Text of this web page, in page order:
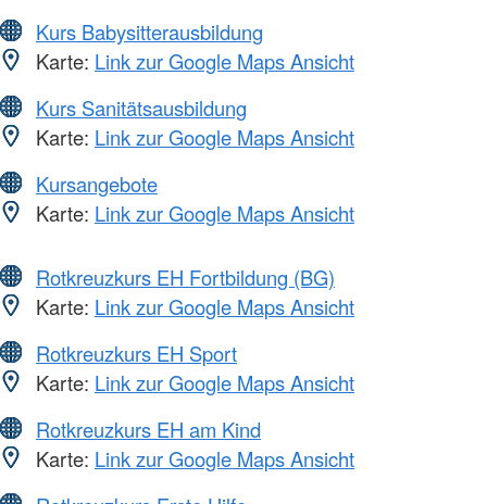
Kurs Babysitterausbildung
Karte: Link zur Google Maps Ansicht
Kurs Sanitätsausbildung
Karte: Link zur Google Maps Ansicht
Kursangebote
Karte: Link zur Google Maps Ansicht
Rotkreuzkurs EH Fortbildung (BG)
Karte: Link zur Google Maps Ansicht
Rotkreuzkurs EH Sport
Karte: Link zur Google Maps Ansicht
Rotkreuzkurs EH am Kind
Karte: Link zur Google Maps Ansicht